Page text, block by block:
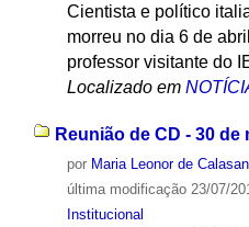
Cientista e político
morreu no dia 6 de
professor visitante do
Localizado em
Reunião de CD - 30 de
por Maria Leonor de
última modificação23/07/
Institucional